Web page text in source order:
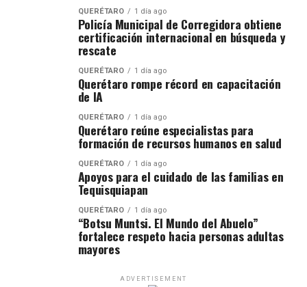
QUERÉTARO 1 día ago
Policía Municipal de Corregidora obtiene
certificación internacional en búsqueda y
rescate
QUERÉTARO 1 día ago
Querétaro rompe récord en capacitación
de IA
QUERÉTARO 1 día ago
Querétaro reúne especialistas para
formación de recursos humanos en salud
QUERÉTARO 1 día ago
Apoyos para el cuidado de las familias en
Tequisquiapan
QUERÉTARO 1 día ago
“Botsu Muntsi. El Mundo del Abuelo”
fortalece respeto hacia personas adultas
mayores
ADVERTISEMENT